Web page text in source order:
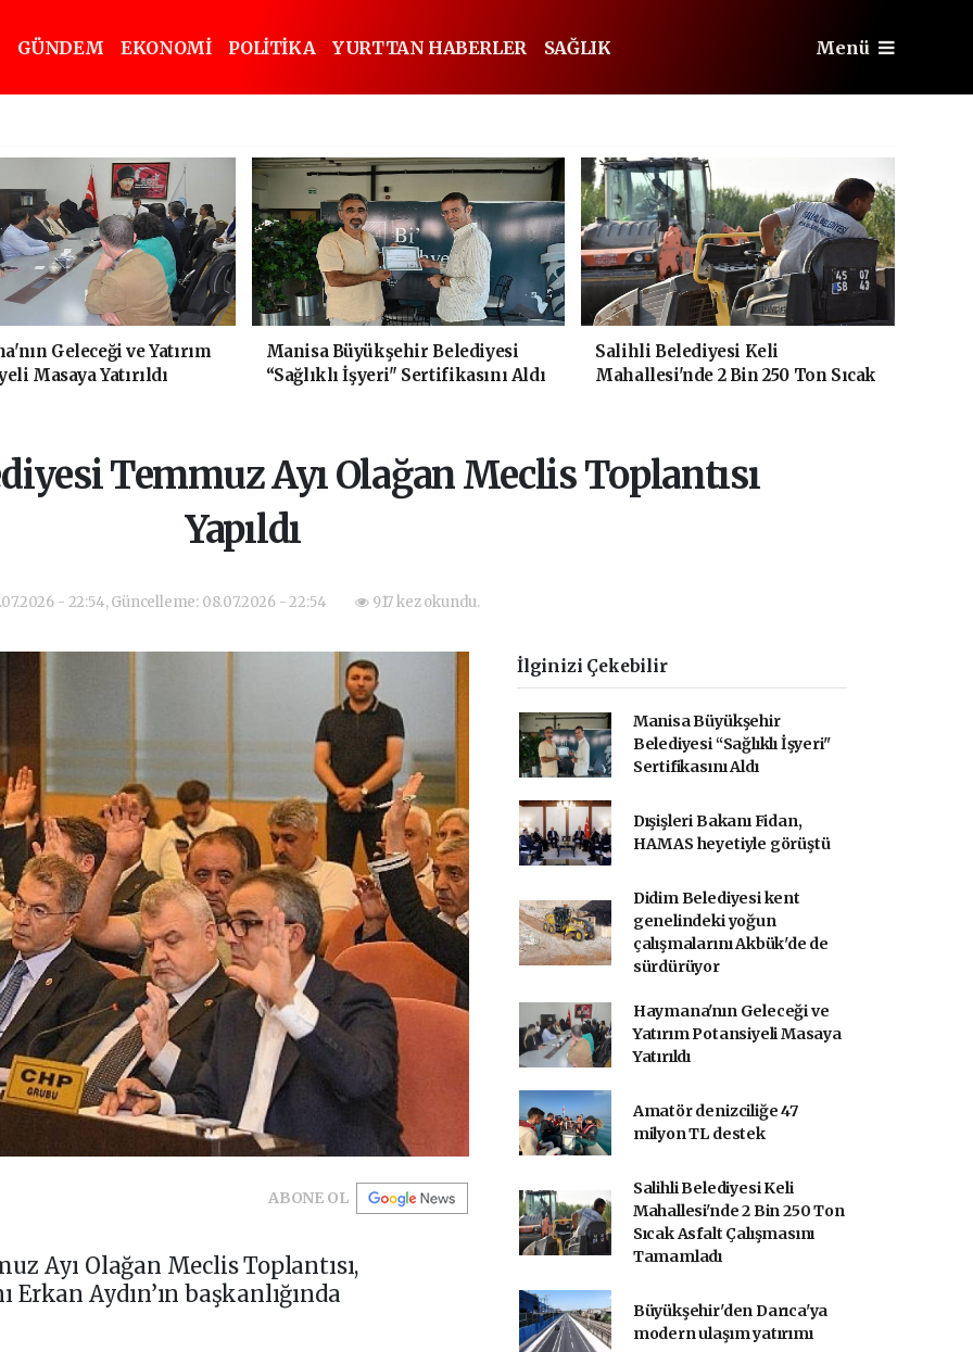
GÜNDEM EKONOMİ POLİTİKA YURTTAN HABERLER SAĞLIK Menü
Geleceği ve Yatırım
Masaya Yatırıldı
Manisa Büyükşehir Belediyesi
“Sağlıklı İşyeri" Sertifikasını Aldı
Salihli Belediyesi Keli
Mahallesi'nde 2 Bin 250 Ton Sıcak
Temmuz Ayı Olağan Meclis Toplantısı
Yapıldı
- 22:54, Güncelleme: 08.07.2026 - 22:54 917 kez okundu.
ABONE OL
Ayı Olağan Meclis Toplantısı,
Aydın’ın başkanlığında
İlginizi Çekebilir
Manisa Büyükşehir
Belediyesi “Sağlıklı İşyeri"
Sertifikasını Aldı
Dışişleri Bakanı Fidan,
HAMAS heyetiyle görüştü
Didim Belediyesi kent
genelindeki yoğun
çalışmalarını Akbük'de de
sürdürüyor
Haymana'nın Geleceği ve
Yatırım Potansiyeli Masaya
Yatırıldı
Amatör denizciliğe 47
milyon TL destek
Salihli Belediyesi Keli
Mahallesi'nde 2 Bin 250 Ton
Sıcak Asfalt Çalışmasını
Tamamladı
Büyükşehir'den Darıca'ya
modern ulaşım yatırımı